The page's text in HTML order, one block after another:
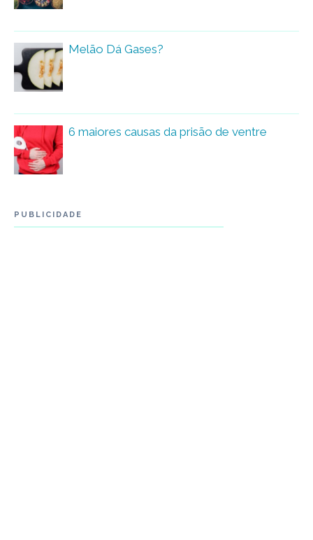
Melão Dá Gases?
6 maiores causas da prisão de ventre
PUBLICIDADE